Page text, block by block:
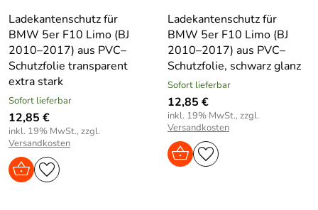
Ladekantenschutz für
BMW 5er F10 Limo (BJ
2010–2017) aus PVC–
Schutzfolie transparent
extra stark
Sofort lieferbar
12,85 €
inkl. 19% MwSt., zzgl.
Versandkosten
Ladekantenschutz für
BMW 5er F10 Limo (BJ
2010–2017) aus PVC–
Schutzfolie, schwarz glanz
Sofort lieferbar
12,85 €
inkl. 19% MwSt., zzgl.
Versandkosten